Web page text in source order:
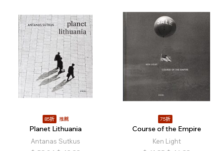
85折 推薦
Planet Lithuania
Antanas Sutkus
75折
Course of the Empire
Ken Light